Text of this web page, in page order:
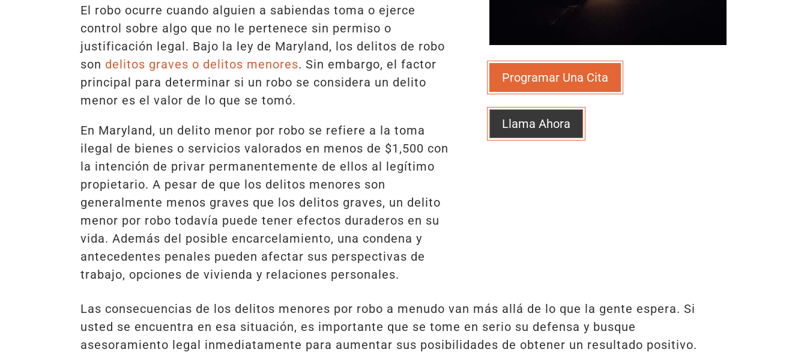
El robo ocurre cuando alguien a sabiendas toma o ejerce
control sobre algo que no le pertenece sin permiso o
justificación legal. Bajo la ley de Maryland, los delitos de robo
son delitos graves o delitos menores. Sin embargo, el factor
principal para determinar si un robo se considera un delito
menor es el valor de lo que se tomó.
En Maryland, un delito menor por robo se refiere a la toma
ilegal de bienes o servicios valorados en menos de $1,500 con
la intención de privar permanentemente de ellos al legítimo
propietario. A pesar de que los delitos menores son
generalmente menos graves que los delitos graves, un delito
menor por robo todavía puede tener efectos duraderos en su
vida. Además del posible encarcelamiento, una condena y
antecedentes penales pueden afectar sus perspectivas de
trabajo, opciones de vivienda y relaciones personales.
Programar Una Cita
Llama Ahora
Las consecuencias de los delitos menores por robo a menudo van más allá de lo que la gente espera. Si
usted se encuentra en esa situación, es importante que se tome en serio su defensa y busque
asesoramiento legal inmediatamente para aumentar sus posibilidades de obtener un resultado positivo.